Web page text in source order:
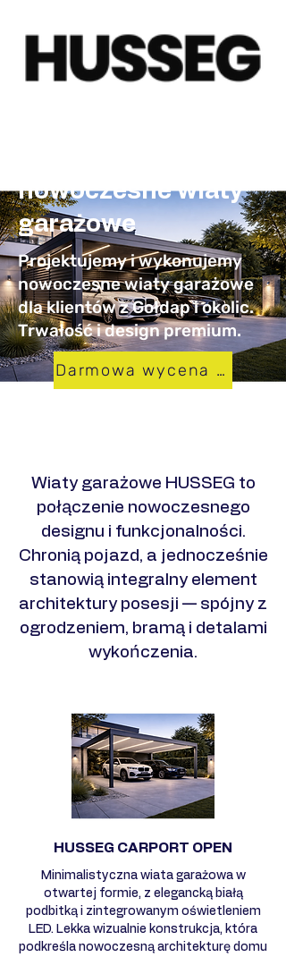
nowoczesne wiaty
garażowe
Projektujemy i wykonujemy
nowoczesne wiaty garażowe
dla klientów z Gołdap i okolic.
Trwałość i design premium.
Darmowa wycena w 24h
​Wiaty garażowe HUSSEG to
połączenie nowoczesnego
designu i funkcjonalności.
Chronią pojazd, a jednocześnie
stanowią integralny element
architektury posesji — spójny z
ogrodzeniem, bramą i detalami
wykończenia.
HUSSEG CARPORT OPEN
Minimalistyczna wiata garażowa w
otwartej formie, z elegancką białą
podbitką i zintegrowanym oświetleniem
LED. Lekka wizualnie konstrukcja, która
podkreśla nowoczesną architekturę domu